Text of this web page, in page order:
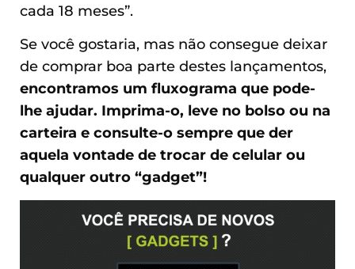
cada 18 meses”.
Se você gostaria, mas não consegue deixar
de comprar boa parte destes lançamentos,
encontramos um fluxograma que pode-
lhe ajudar. Imprima-o, leve no bolso ou na
carteira e consulte-o sempre que der
aquela vontade de trocar de celular ou
qualquer outro “gadget”!